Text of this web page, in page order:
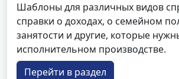
Шаблоны для различных видов
справки о доходах, о семейном
занятости и другие, которые
исполнительном производстве.
Перейти в раздел